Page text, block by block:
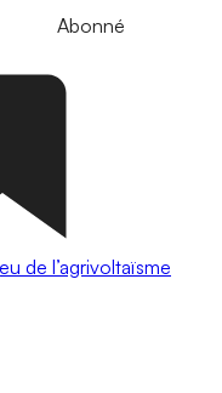
Abonné
de l’agrivoltaïsme